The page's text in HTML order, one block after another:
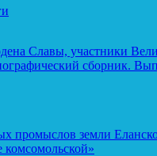
Славы, участники
сборник.
промыслов земли